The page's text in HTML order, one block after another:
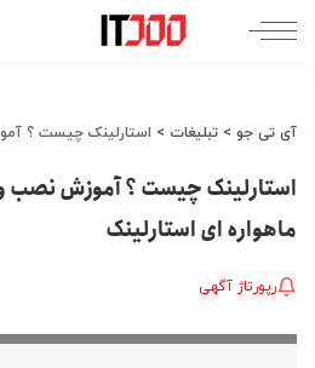
آی تی جو > تبلیغات > استارلینک چیست ؟ آموزش نصب و
استارلینک چیست ؟ آموزش نصب و
ماهواره ای استارلینک
رپورتاژ آگهی